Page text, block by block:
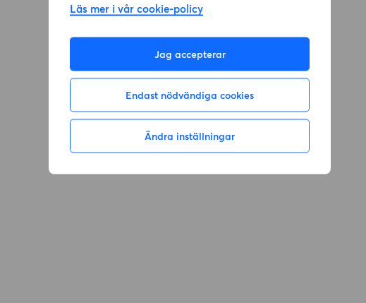
Läs mer i vår cookie-policy
Jag accepterar
Endast nödvändiga cookies
Ändra inställningar